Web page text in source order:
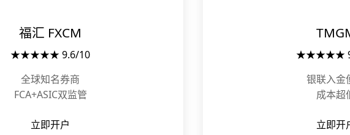
福汇 FXCM
★★★★★ 9.6/10
全球知名券商
FCA+ASIC双监管
立即开户
★★★★★
银联入金
成本超
立即开